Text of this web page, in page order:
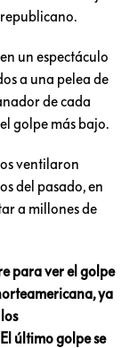
un espectáculo
a una pelea de
de cada
golpe más bajo.
ventilaron
del pasado, en
a millones de
para ver el golpe
ya
último golpe se